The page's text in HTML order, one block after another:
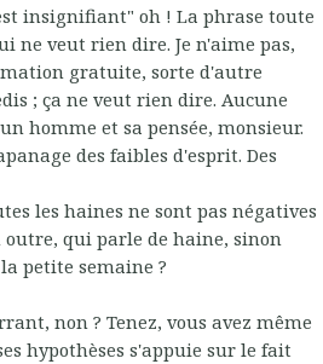
insignifiant" oh ! La phrase toute
ne veut rien dire. Je n'aime pas,
gratuite, sorte d'autre
; ça ne veut rien dire. Aucune
homme et sa pensée, monsieur.
des faibles d'esprit. Des
les haines ne sont pas négatives
qui parle de haine, sinon
petite semaine ?
non ? Tenez, vous avez même
hypothèses s'appuie sur le fait